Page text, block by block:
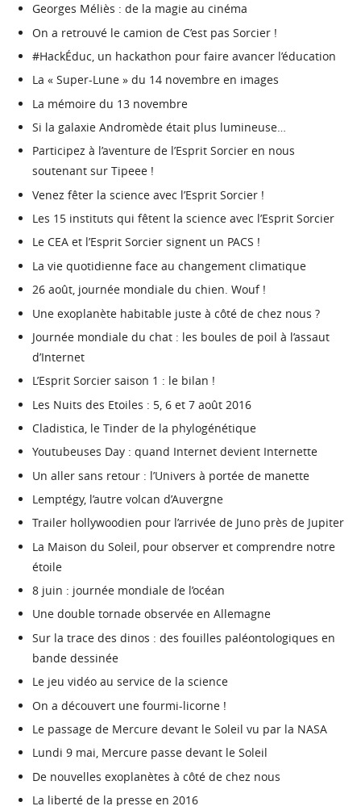
Georges Méliès : de la magie au cinéma
On a retrouvé le camion de C’est pas Sorcier !
#HackÉduc, un hackathon pour faire avancer l’éducation
La « Super-Lune » du 14 novembre en images
La mémoire du 13 novembre
Si la galaxie Andromède était plus lumineuse…
Participez à l’aventure de l’Esprit Sorcier en nous
soutenant sur Tipeee !
Venez fêter la science avec l’Esprit Sorcier !
Les 15 instituts qui fêtent la science avec l’Esprit Sorcier
Le CEA et l’Esprit Sorcier signent un PACS !
La vie quotidienne face au changement climatique
26 août, journée mondiale du chien. Wouf !
Une exoplanète habitable juste à côté de chez nous ?
Journée mondiale du chat : les boules de poil à l’assaut
d’Internet
L’Esprit Sorcier saison 1 : le bilan !
Les Nuits des Etoiles : 5, 6 et 7 août 2016
Cladistica, le Tinder de la phylogénétique
Youtubeuses Day : quand Internet devient Internette
Un aller sans retour : l’Univers à portée de manette
Lemptégy, l’autre volcan d’Auvergne
Trailer hollywoodien pour l’arrivée de Juno près de Jupiter
La Maison du Soleil, pour observer et comprendre notre
étoile
8 juin : journée mondiale de l’océan
Une double tornade observée en Allemagne
Sur la trace des dinos : des fouilles paléontologiques en
bande dessinée
Le jeu vidéo au service de la science
On a découvert une fourmi-licorne !
Le passage de Mercure devant le Soleil vu par la NASA
Lundi 9 mai, Mercure passe devant le Soleil
De nouvelles exoplanètes à côté de chez nous
La liberté de la presse en 2016